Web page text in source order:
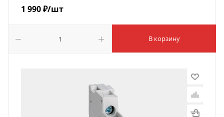
1 990₽/шт
В корзину